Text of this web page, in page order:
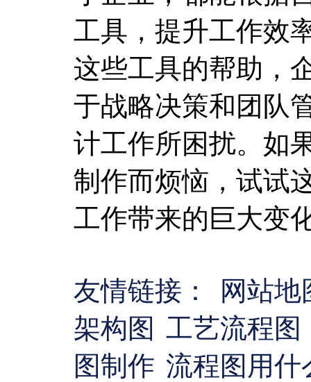
工具，提升工作效
这些工具的帮助，
于战略决策和团队
计工作所困扰。如
制作而烦恼，试试
工作带来的巨大变
友情链接：
网站
架构图 工艺流程图
图制作 流程图用